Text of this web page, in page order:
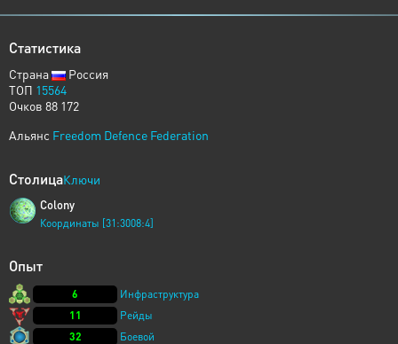
Статистика
Страна
Россия
ТОП 15564
Очков 88 172
Альянс Freedom Defence Federation
СтолицаКлючи
Colony
Координаты [31:3008:4]
Опыт
6
Инфраструктура
11
Рейды
32
Боевой